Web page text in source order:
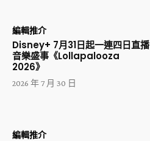
編輯推介
Disney+ 7月31日起一連四日直播
音樂盛事《Lollapalooza
2026》
2026 年 7 月 30 日
編輯推介